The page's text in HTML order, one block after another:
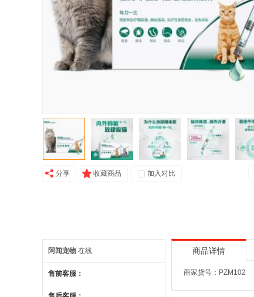
分享 收藏商品 加入对比
商品详情
商家货号：PZM102
阿闻宠物 在线
售前客服：